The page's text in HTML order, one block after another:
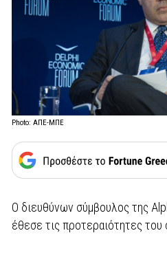
Photo: ΑΠΕ-ΜΠΕ
Ο διευθύνων σύμβουλος της
έθεσε τις προτεραιότητες του